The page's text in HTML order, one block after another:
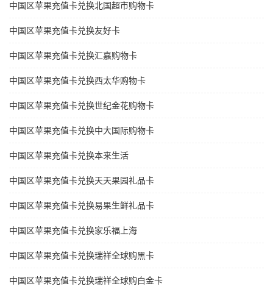
中国区苹果充值卡兑换北国超市购物卡
中国区苹果充值卡兑换友好卡
中国区苹果充值卡兑换汇嘉购物卡
中国区苹果充值卡兑换西太华购物卡
中国区苹果充值卡兑换世纪金花购物卡
中国区苹果充值卡兑换中大国际购物卡
中国区苹果充值卡兑换本来生活
中国区苹果充值卡兑换天天果园礼品卡
中国区苹果充值卡兑换易果生鲜礼品卡
中国区苹果充值卡兑换家乐福上海
中国区苹果充值卡兑换瑞祥全球购黑卡
中国区苹果充值卡兑换瑞祥全球购白金卡